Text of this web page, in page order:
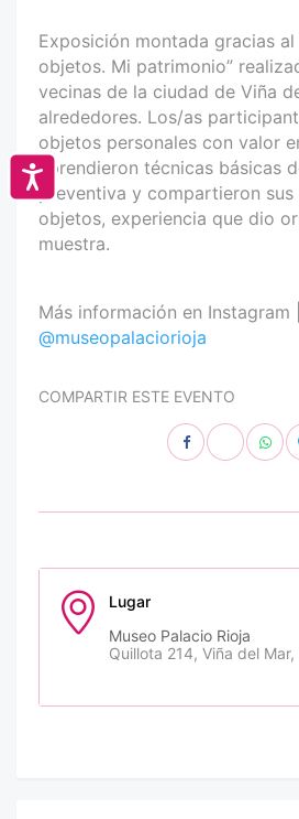
Accesibilidad
Exposición montada gracias al
objetos. Mi patrimonio”
vecinas de la ciudad de Viña
alrededores. Los/as
objetos personales con valor
aprendieron técnicas básicas
preventiva y compartieron
objetos, experiencia que dio
muestra.
Más información en Instagram |
@museopalaciorioja
COMPARTIR ESTE EVENTO
Lugar
Museo Palacio Rioja
Quillota 214, Viña del Mar,